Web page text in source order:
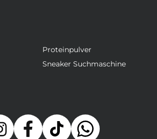
Proteinpulver
Sneaker Suchmaschine